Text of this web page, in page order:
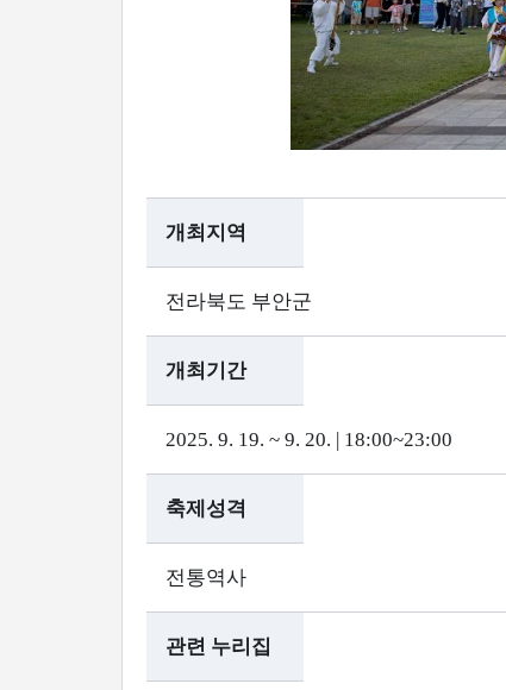
개최지역
전라북도 부안군
개최기간
2025. 9. 19. ~ 9. 20. | 18:00~23:00
축제성격
전통역사
관련 누리집